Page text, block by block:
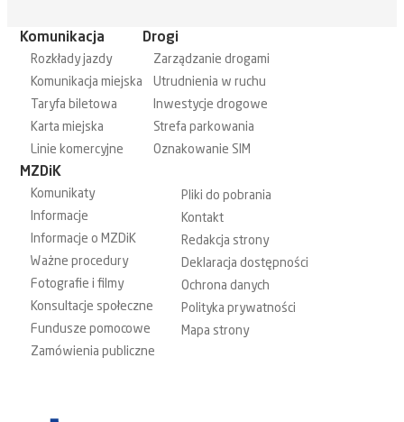
Komunikacja
Rozkłady jazdy
Komunikacja miejska
Taryfa biletowa
Karta miejska
Linie komercyjne
Drogi
Zarządzanie drogami
Utrudnienia w ruchu
Inwestycje drogowe
Strefa parkowania
Oznakowanie SIM
MZDiK
Komunikaty
Informacje
Informacje o MZDiK
Ważne procedury
Fotografie i filmy
Konsultacje społeczne
Fundusze pomocowe
Zamówienia publiczne
Pliki do pobrania
Kontakt
Redakcja strony
Deklaracja dostępności
Ochrona danych
Polityka prywatności
Mapa strony